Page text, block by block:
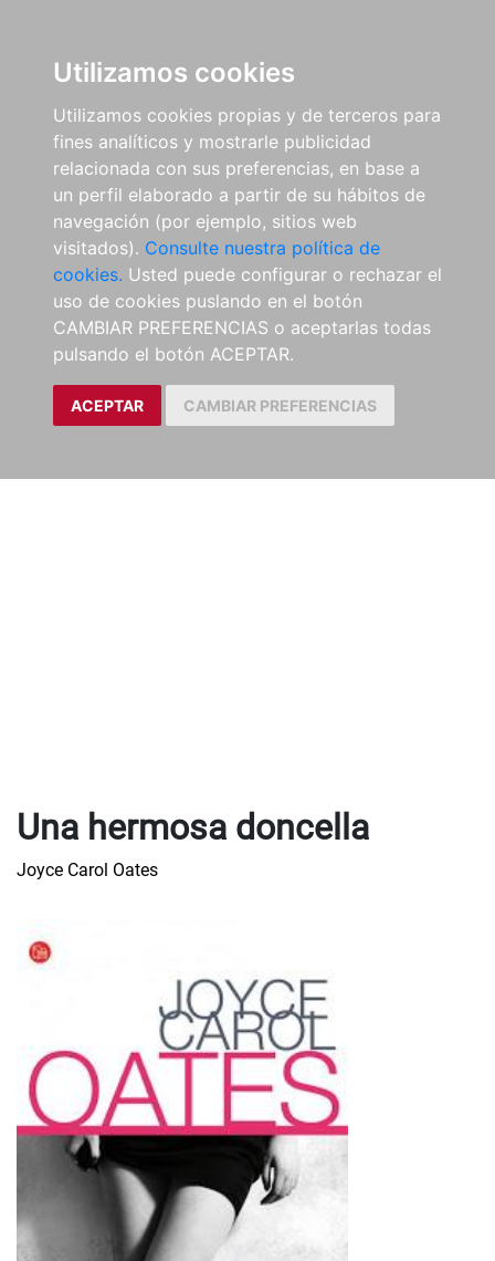
Utilizamos cookies
Utilizamos cookies propias y de terceros para
fines analíticos y mostrarle publicidad
relacionada con sus preferencias, en base a
un perfil elaborado a partir de su hábitos de
navegación (por ejemplo, sitios web
visitados). Consulte nuestra política de
cookies. Usted puede configurar o rechazar el
uso de cookies puslando en el botón
CAMBIAR PREFERENCIAS o aceptarlas todas
pulsando el botón ACEPTAR.
ACEPTAR CAMBIAR PREFERENCIAS
Una hermosa doncella
Joyce Carol Oates